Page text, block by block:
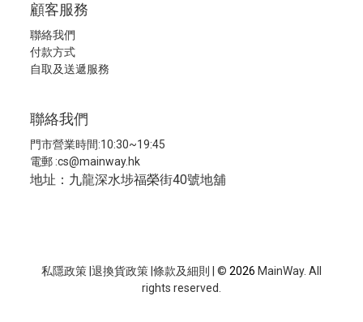
顧客服務
聯絡我們
付款方式
自取及送遞服務
聯絡我們
門市營業時間:10:30~19:45
電郵 :cs@mainway.hk
地址：九龍深水埗福榮街40號地舖
私隱政策 退換貨政策 條款及細則 | © 2026 MainWay. All
rights reserved.